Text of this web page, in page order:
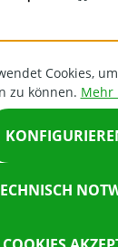
×
Cookies,
zu können. Mehr